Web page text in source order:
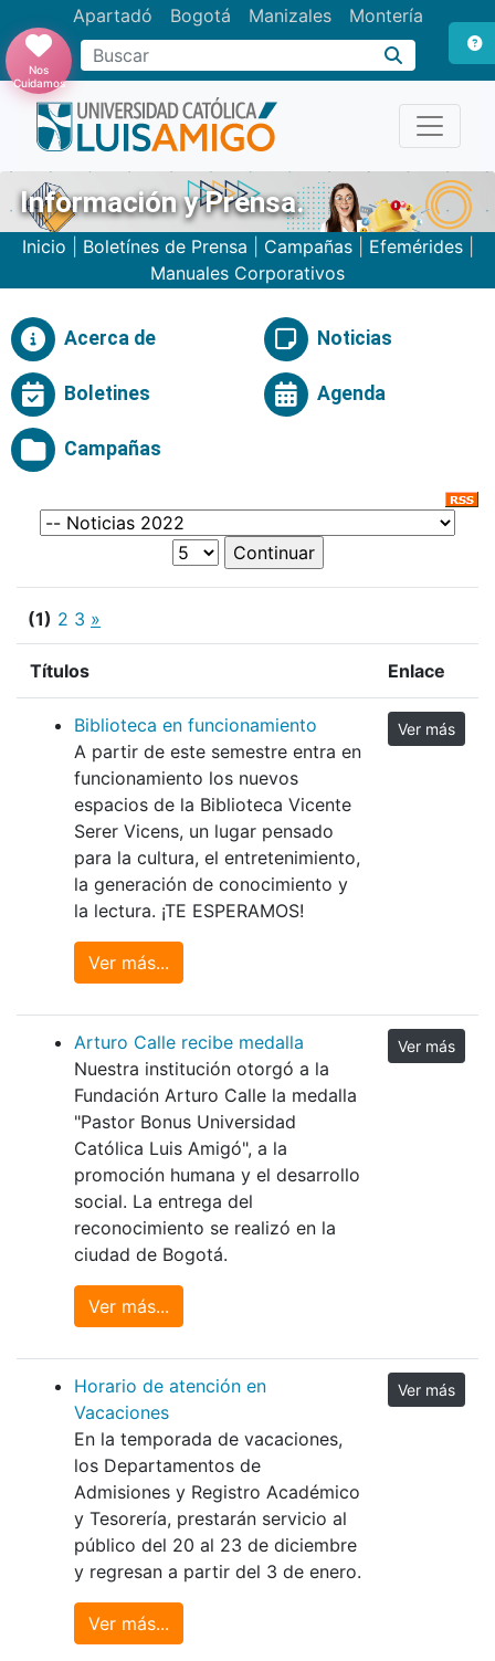
Apartadó Bogotá Manizales Montería
Buscar
Nos
Cuidamos
Información y Prensa.
Inicio Boletínes de Prensa Campañas| Efemérides|
Manuales Corporativos
Acerca de Noticias
Boletines Agenda
Campañas
(1) 2 3 »
Títulos Enlace
Biblioteca en funcionamiento
A partir de este semestre entra en
funcionamiento los nuevos
espacios de la Biblioteca Vicente
Serer Vicens, un lugar pensado
para la cultura, el entretenimiento,
la generación de conocimiento y
la lectura. ¡TE ESPERAMOS!
Ver más...
Ver más
Arturo Calle recibe medalla
Nuestra institución otorgó a la
Fundación Arturo Calle la medalla
"Pastor Bonus Universidad
Católica Luis Amigó", a la
promoción humana y el desarrollo
social. La entrega del
reconocimiento se realizó en la
ciudad de Bogotá.
Ver más...
Ver más
Horario de atención en
Vacaciones
En la temporada de vacaciones,
los Departamentos de
Admisiones y Registro Académico
y Tesorería, prestarán servicio al
público del 20 al 23 de diciembre
y regresan a partir del 3 de enero.
Ver más...
Ver más